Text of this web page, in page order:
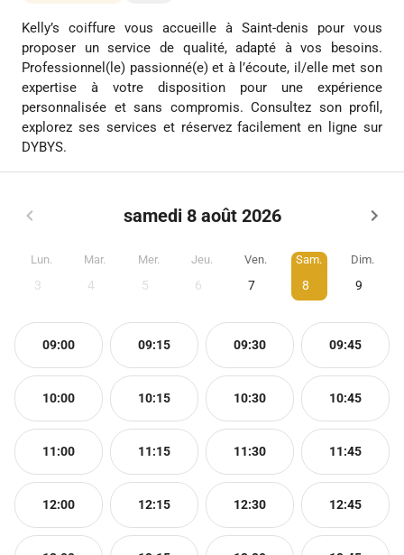
Kelly’s coiffure vous accueille à Saint-denis pour vous
proposer un service de qualité, adapté à vos besoins.
Professionnel(le) passionné(e) et à l’écoute, il/elle met son
expertise à votre disposition pour une expérience
personnalisée et sans compromis. Consultez son profil,
explorez ses services et réservez facilement en ligne sur
DYBYS.
samedi 8 août 2026
Lun.
3
Mar.
4
Mer.
5
Jeu.
6
Ven.
7
Sam.
8
Dim.
9
09:00 09:15 09:30 09:45
10:00 10:15 10:30 10:45
11:00 11:15 11:30 11:45
12:00 12:15 12:30 12:45